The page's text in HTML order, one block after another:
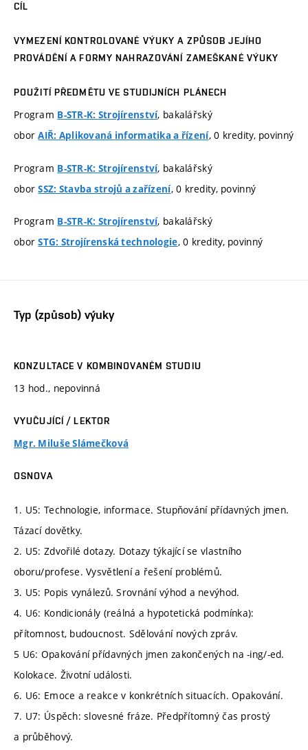
CÍL
VYMEZENÍ KONTROLOVANÉ VÝUKY A ZPŮSOB JEJÍHO
PROVÁDĚNÍ A FORMY NAHRAZOVÁNÍ ZAMEŠKANÉ VÝUKY
POUŽITÍ PŘEDMĚTU VE STUDIJNÍCH PLÁNECH
Program B-STR-K: Strojírenství, bakalářský
oborAIŘ: Aplikovaná informatika a řízení, 0 kredity, povinný
Program B-STR-K: Strojírenství, bakalářský
oborSSZ: Stavba strojů a zařízení, 0 kredity, povinný
Program B-STR-K: Strojírenství, bakalářský
oborSTG: Strojírenská technologie, 0 kredity, povinný
Typ (způsob) výuky
KONZULTACE V KOMBINOVANÉM STUDIU
13 hod., nepovinná
VYUČUJÍCÍ / LEKTOR
Mgr. Miluše Slámečková
OSNOVA
1. U5: Technologie, informace. Stupňování přídavných jmen.
Tázací dovětky.
2. U5: Zdvořilé dotazy. Dotazy týkající se vlastního
oboru/profese. Vysvětlení a řešení problémů.
3. U5: Popis vynálezů. Srovnání výhod a nevýhod.
4. U6: Kondicionály (reálná a hypotetická podmínka):
přítomnost, budoucnost. Sdělování nových zpráv.
5 U6: Opakování přídavných jmen zakončených na -ing/-ed.
Kolokace. Životní události.
6. U6: Emoce a reakce v konkrétních situacích. Opakování.
7. U7: Úspěch: slovesné fráze. Předpřítomný čas prostý
a průběhový.